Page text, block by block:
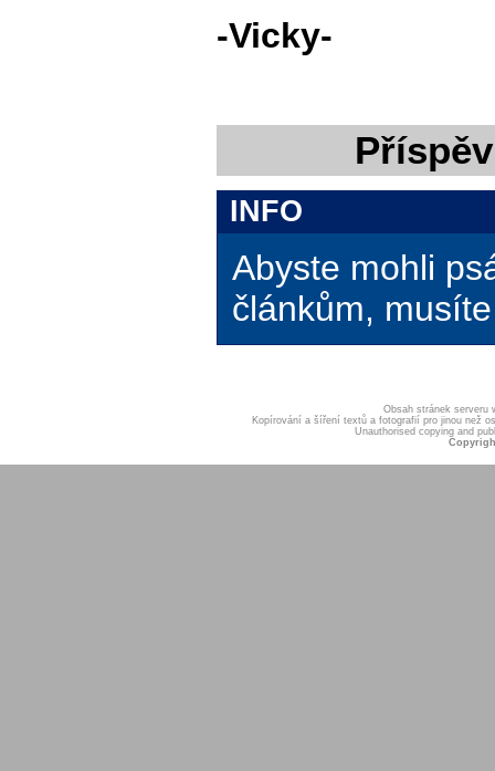
-Vicky-
INFO
Abyste mohli
článkům,
Obsah stránek serveru
Kopírování a šíření textů a fotografií pro jinou než
Unauthorised copying and